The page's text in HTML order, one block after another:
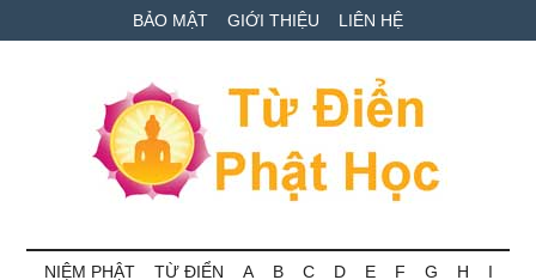
to
to
qua
BẢO MẬT GIỚI THIỆU LIÊN HỆ
Từ
NIỆM PHẬT TỪ ĐIỂN A B C D E F G H I